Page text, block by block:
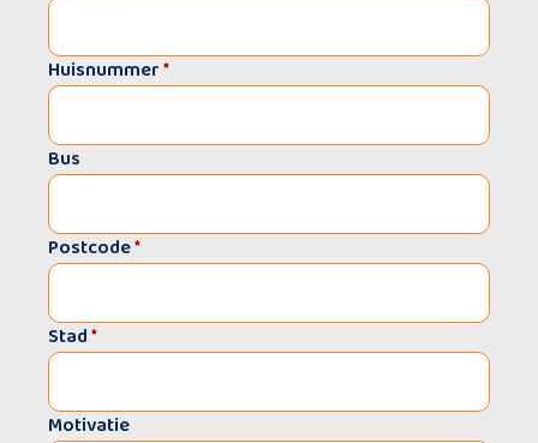
Huisnummer*
Bus
Postcode*
Stad*
Motivatie